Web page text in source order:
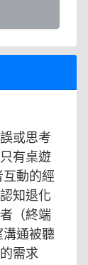
或思考
有桌遊
動的經
知退化
（終端
通被聽
需求